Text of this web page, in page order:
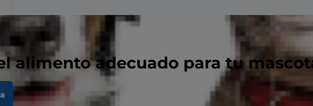
alimento adecuado para tu